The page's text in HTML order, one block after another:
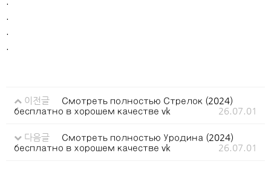
이전글
Смотреть полностью Стрелок (2024)
бесплатно в хорошем качестве vk
26.07.01
다음글
Смотреть полностью Уродина (2024)
бесплатно в хорошем качестве vk
26.07.01